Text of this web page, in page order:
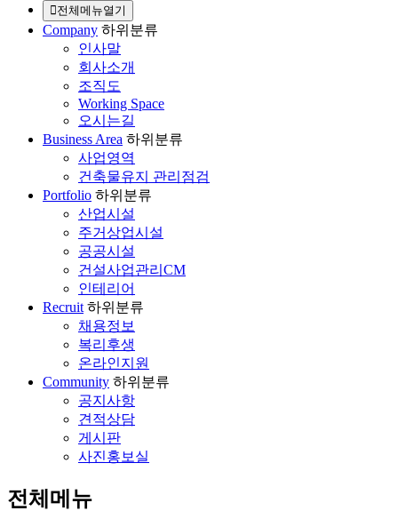
전체메뉴열기
Company 하위분류
인사말
회사소개
조직도
Working Space
오시는길
Business Area 하위분류
사업영역
건축물유지 관리점검
Portfolio 하위분류
산업시설
주거상업시설
공공시설
건설사업관리CM
인테리어
Recruit 하위분류
채용정보
복리후생
온라인지원
Community 하위분류
공지사항
견적상담
게시판
사진홍보실
전체메뉴